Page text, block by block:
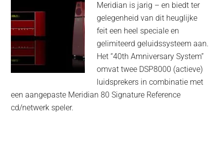
Meridian is jarig – en biedt ter
gelegenheid van dit heuglijke
feit een heel speciale en
gelimiteerd geluidssysteem aan.
Het “40th Amniversary System”
omvat twee DSP8000 (actieve)
luidsprekers in combinatie met
een aangepaste Meridian 80 Signature Reference
cd/netwerk speler.